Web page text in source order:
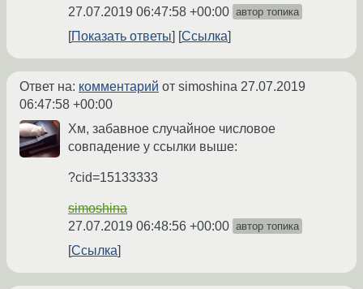
27.07.2019 06:47:58 +00:00 автор топика
Показать ответы Ссылка
Ответ на: комментарий от simoshina 27.07.2019
06:47:58 +00:00
Хм, забавное случайное числовое
совпадение у ссылки выше:
?cid=15133333
simoshina
27.07.2019 06:48:56 +00:00 автор топика
Ссылка